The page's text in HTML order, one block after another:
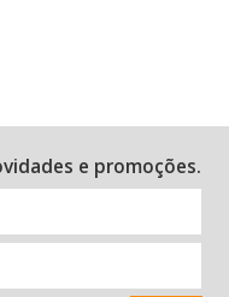
e promoções.